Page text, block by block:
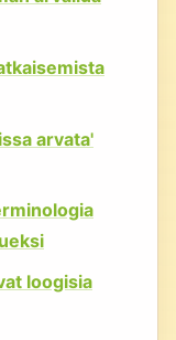
arvata'
loogisia